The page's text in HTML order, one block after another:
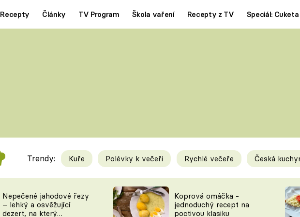
Recepty Články TV Program Škola vaření Recepty z TV Speciál: Cuketa
Videorecepty
TEĎ VAŘÍ ŠÉF!
Tipy a triky
KAM ZA JÍDLEM
Trendy: Kuře Polévky k večeři Rychlé večeře Česká
Nepečené jahodové řezy
– lehký a osvěžující
dezert, na který
Koprová omáčka -
jednoduchý recept na
poctivou klasiku